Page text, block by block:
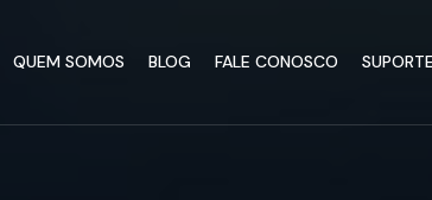
QUEM SOMOS BLOG FALE CONOSCO SUPORTE